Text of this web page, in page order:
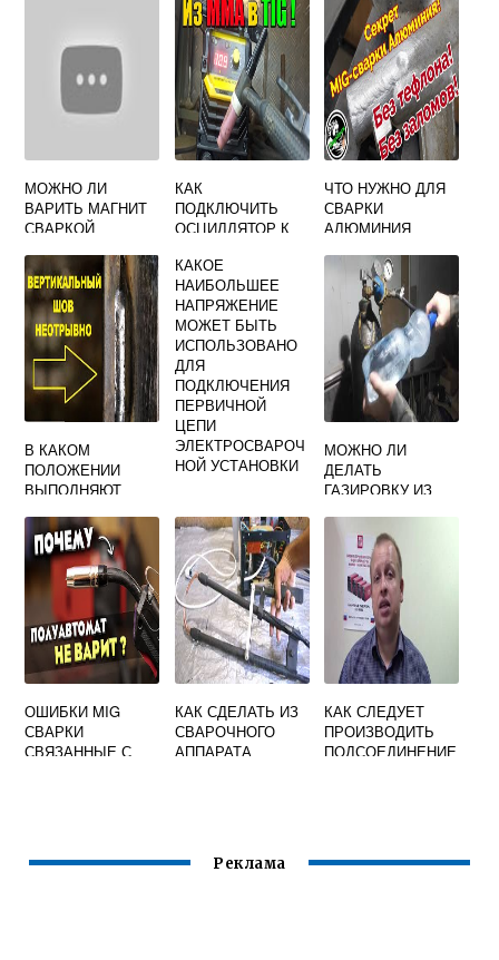
МОЖНО ЛИ
ВАРИТЬ МАГНИТ
СВАРКОЙ
КАК
ПОДКЛЮЧИТЬ
ОСЦИЛЛЯТОР К
ТИГ СВАРКИ
ЧТО НУЖНО ДЛЯ
СВАРКИ
АЛЮМИНИЯ
В КАКОМ
ПОЛОЖЕНИИ
ВЫПОЛНЯЮТ
ДУГОВУЮ СВАРКУ
ШВАМИ С
НАКЛАДКАМИ ИЗ
СТЕРЖНЕЙ
СТЫКОВЫХ
СОЕДИНЕНИЙ
КАКОЕ
НАИБОЛЬШЕЕ
НАПРЯЖЕНИЕ
МОЖЕТ БЫТЬ
ИСПОЛЬЗОВАНО
ДЛЯ
ПОДКЛЮЧЕНИЯ
ПЕРВИЧНОЙ
ЦЕПИ
ЭЛЕКТРОСВАРОЧ
НОЙ УСТАНОВКИ
МОЖНО ЛИ
ДЕЛАТЬ
ГАЗИРОВКУ ИЗ
УГЛЕКИСЛОТЫ
ОШИБКИ MIG
СВАРКИ
СВЯЗАННЫЕ С
КАК СДЕЛАТЬ ИЗ
СВАРОЧНОГО
АППАРАТА
КАК СЛЕДУЕТ
ПРОИЗВОДИТЬ
ПОДСОЕДИНЕНИЕ
Реклама